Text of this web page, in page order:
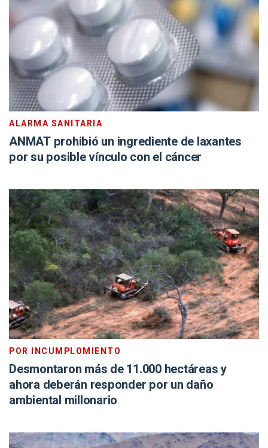
ALARMA SANITARIA
ANMAT prohibió un ingrediente de laxantes
por su posible vínculo con el cáncer
POR INCUMPLOMIENTO
Desmontaron más de 11.000 hectáreas y
ahora deberán responder por un daño
ambiental millonario